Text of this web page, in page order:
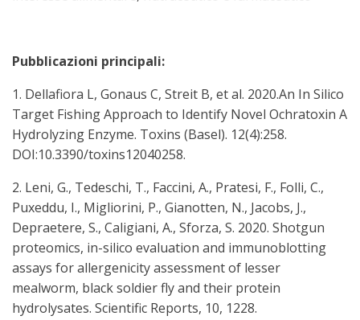
Pubblicazioni principali:
1. Dellafiora L, Gonaus C, Streit B, et al. 2020.An In Silico
Target Fishing Approach to Identify Novel Ochratoxin A
Hydrolyzing Enzyme. Toxins (Basel). 12(4):258.
DOI:10.3390/toxins12040258.
2. Leni, G., Tedeschi, T., Faccini, A., Pratesi, F., Folli, C.,
Puxeddu, I., Migliorini, P., Gianotten, N., Jacobs, J.,
Depraetere, S., Caligiani, A., Sforza, S. 2020. Shotgun
proteomics, in-silico evaluation and immunoblotting
assays for allergenicity assessment of lesser
mealworm, black soldier fly and their protein
hydrolysates. Scientific Reports, 10, 1228.